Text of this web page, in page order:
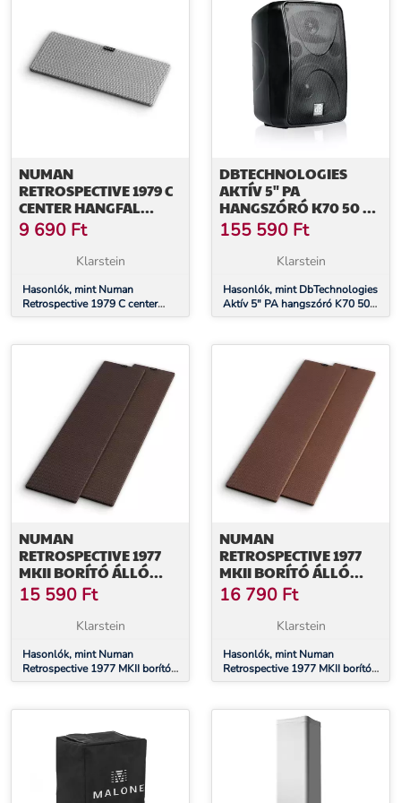
NUMAN
RETROSPECTIVE 1979 C
CENTER HANGFAL
TEXTIL BURKOLAT, 2
DARAB, SZÜRKE
9 690 Ft
Klarstein
Hasonlók, mint Numan
Retrospective 1979 C center
hangfal textil burkolat, 2 darab,
DBTECHNOLOGIES
AKTÍV 5" PA
HANGSZÓRÓ K70 50 W
RMS/100 W
CSÚCSTELJESÍTMÉNY
155 590 Ft
Klarstein
Hasonlók, mint DbTechnologies
Aktív 5" PA hangszóró K70 50
W RMS/100 W
NUMAN
RETROSPECTIVE 1977
MKII BORÍTÓ ÁLLÓ
HANGFALRA, PÁR,
FEKETE-BARNA
15 590 Ft
Klarstein
Hasonlók, mint Numan
Retrospective 1977 MKII borító
álló hangfalra, pár, fekete-barna
NUMAN
RETROSPECTIVE 1977
MKII BORÍTÓ ÁLLÓ
HANGFALRA, PÁR,
BARNA
16 790 Ft
Klarstein
Hasonlók, mint Numan
Retrospective 1977 MKII borító
álló hangfalra, pár, barna